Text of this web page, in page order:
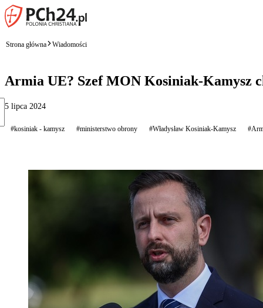
Strona główna Wiadomości
Armia UE? Szef MON Kosiniak-Kamysz
5 lipca 2024
#kosiniak - kamysz #ministerstwo obrony #Władysław Kosiniak-Kamysz